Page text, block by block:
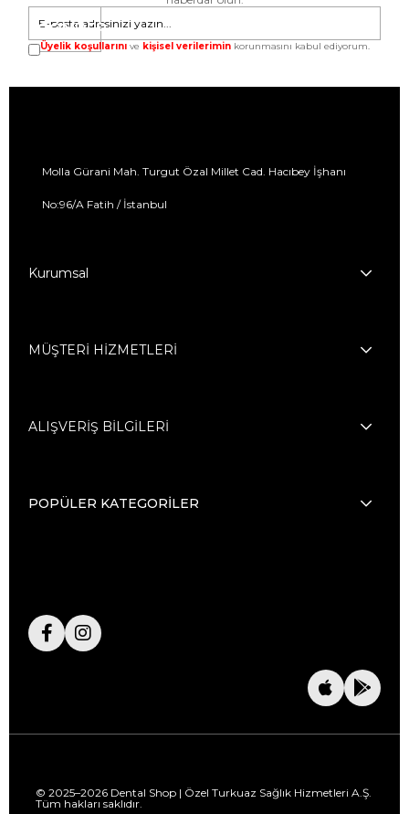
GÖNDER
Üyelik koşullarını ve kişisel verilerimin korunmasını kabul ediyorum.
Molla Gürani Mah. Turgut Özal Millet Cad. Hacıbey İşhanı
No:96/A Fatih / İstanbul
Kurumsal
MÜŞTERİ HİZMETLERİ
ALIŞVERİŞ BİLGİLERİ
POPÜLER KATEGORİLER
© 2025–2026 Dental Shop | Özel Turkuaz Sağlık Hizmetleri A.Ş.
Tüm hakları saklıdır.